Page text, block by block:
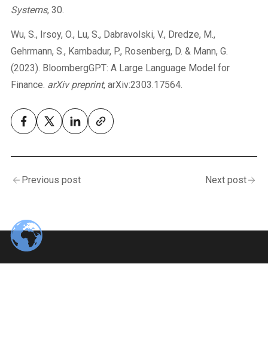
Systems, 30.
Wu, S., Irsoy, O., Lu, S., Dabravolski, V., Dredze, M.,
Gehrmann, S., Kambadur, P., Rosenberg, D. & Mann, G.
(2023). BloombergGPT: A Large Language Model for
Finance. arXiv preprint, arXiv:2303.17564.
Previous post Next post